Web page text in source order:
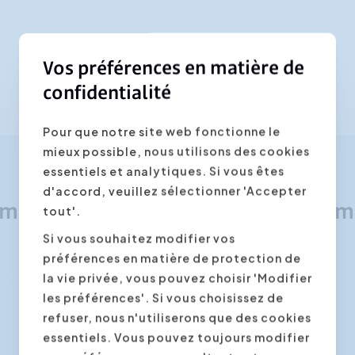
données par Michel
Vos préférences en matière de
confidentialité
Pour que notre site web fonctionne le
mieux possible, nous utilisons des cookies
essentiels et analytiques. Si vous êtes
d'accord, veuillez sélectionner 'Accepter
tout'.
Si vous souhaitez modifier vos
préférences en matière de protection de
la vie privée, vous pouvez choisir 'Modifier
les préférences'. Si vous choisissez de
refuser, nous n'utiliserons que des cookies
essentiels. Vous pouvez toujours modifier